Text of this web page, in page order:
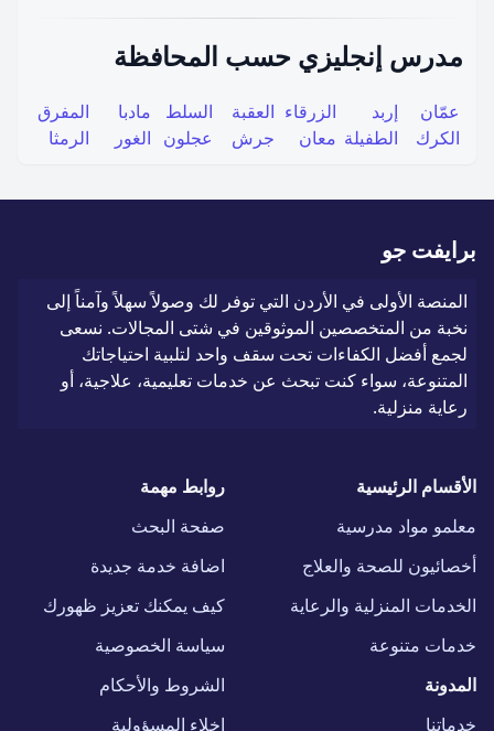
مدرس إنجليزي حسب المحافظة
عمّان إربد الزرقاء العقبة السلط مادبا
المفرق
الكرك
الطفيلة معان جرش عجلون الغور الرمثا
برايفت جو
المنصة الأولى في الأردن التي توفر لك وصولاً سهلاً وآمناً إلى
نخبة من المتخصصين الموثوقين في شتى المجالات. نسعى
لجمع أفضل الكفاءات تحت سقف واحد لتلبية احتياجاتك
المتنوعة، سواء كنت تبحث عن خدمات تعليمية، علاجية، أو
رعاية منزلية.
الأقسام الرئيسية
معلمو مواد مدرسية
أخصائيون للصحة والعلاج
الخدمات المنزلية والرعاية
خدمات متنوعة
المدونة
خدماتنا
روابط مهمة
صفحة البحث
اضافة خدمة جديدة
كيف يمكنك تعزيز ظهورك
سياسة الخصوصية
الشروط والأحكام
إخلاء المسؤولية